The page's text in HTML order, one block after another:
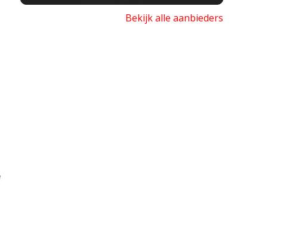
Bekijk alle aanbieders